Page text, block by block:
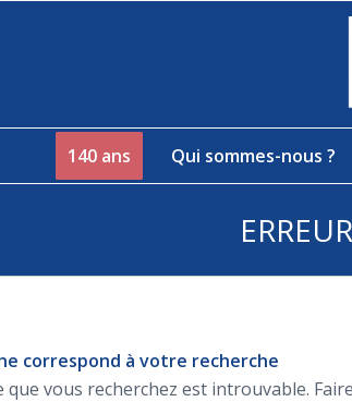
140 ans Qui sommes-nous ?
correspond à votre recherche
que vous recherchez est introuvable.